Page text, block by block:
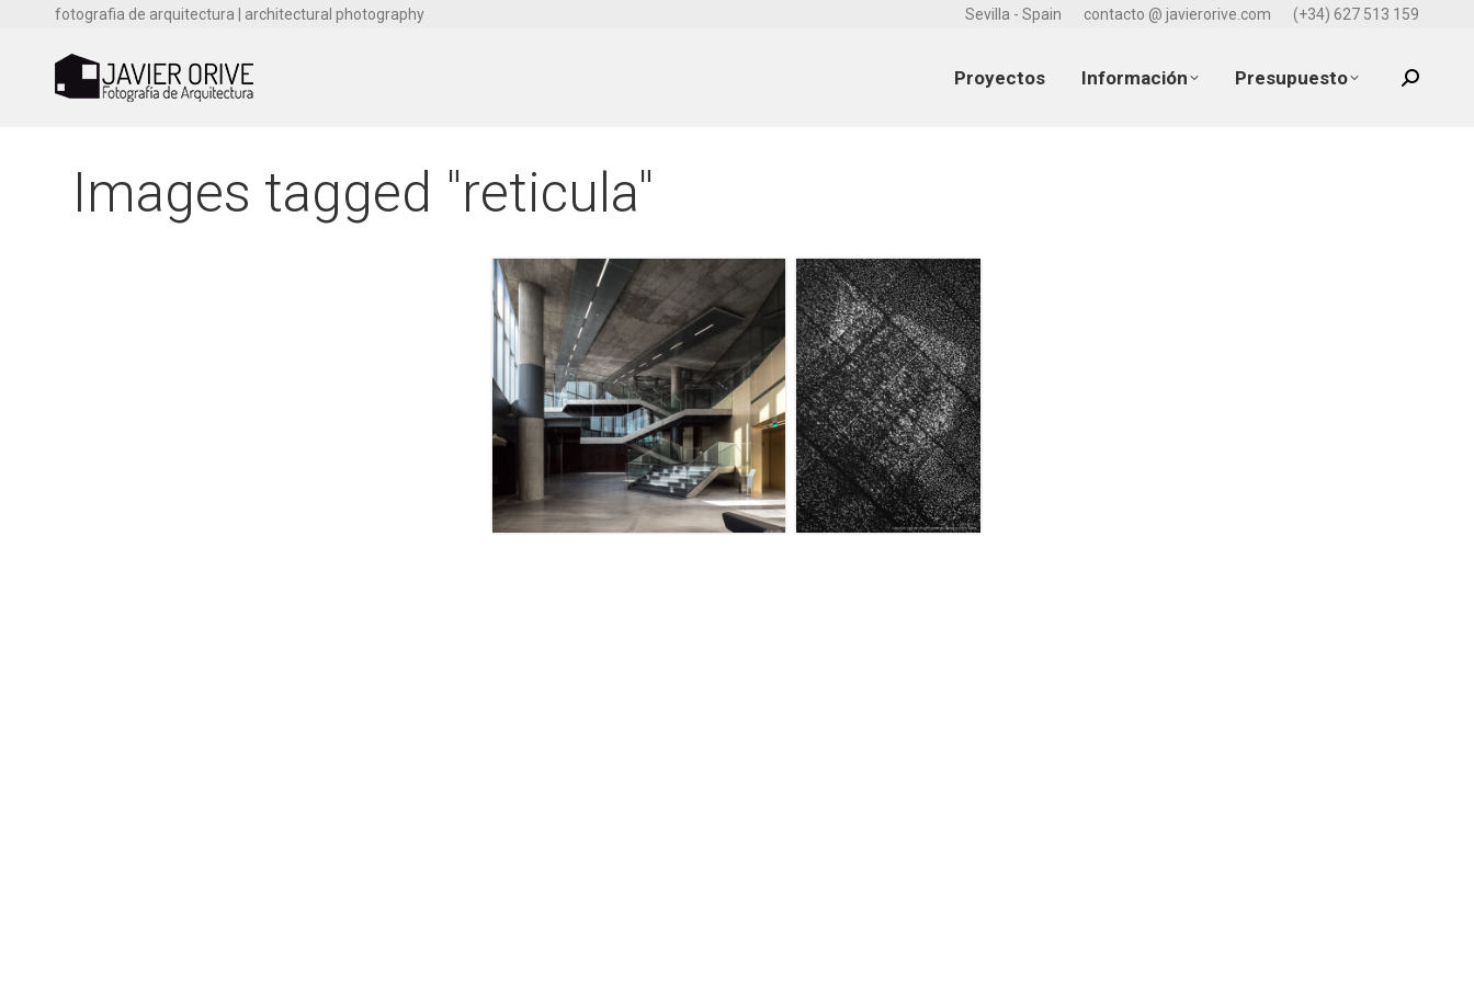
fotografia de arquitectura | architectural photography Sevilla - Spain contacto @ javierorive.com (+34) 627 513 159
Proyectos Información Presupuesto Search:
Images tagged "reticula"